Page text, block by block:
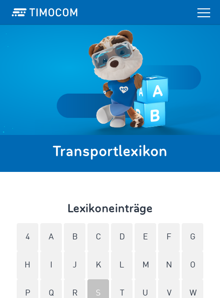
Transportlexikon
Lexikoneinträge
4 A B C D E F G
H J K L M N O
P Q R S U V W